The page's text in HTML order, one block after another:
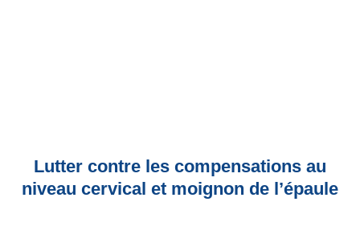
Lutter contre les compensations au
niveau cervical et moignon de l’épaule